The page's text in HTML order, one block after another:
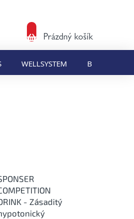
Nákupní
košík
Prázdný košík
WELLSYSTEM BLOG
- Zásaditý